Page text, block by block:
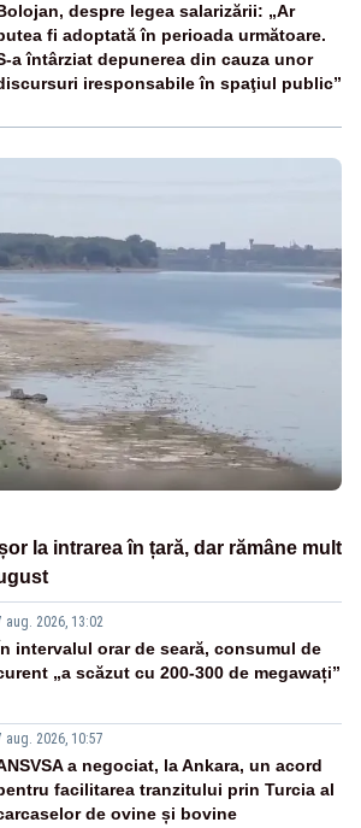
despre legea salarizării: „Ar
fi adoptată în perioada următoare.
a întârziat depunerea din cauza unor
iresponsabile în spaţiul public”
la intrarea în țară, dar rămâne mult
aug. 2026, 13:02
intervalul orar de seară, consumul de
„a scăzut cu 200-300 de megawați”
aug. 2026, 10:57
a negociat, la Ankara, un acord
facilitarea tranzitului prin Turcia al
de ovine și bovine